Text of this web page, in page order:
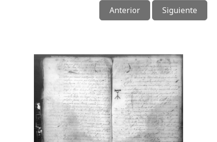
Anterior Siguiente